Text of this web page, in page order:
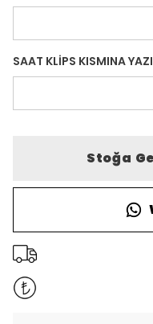
SAAT KLİPS KISMINA
Stoğa